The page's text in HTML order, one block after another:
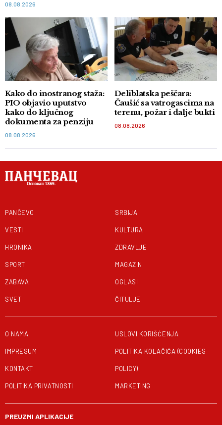
08.08.2026
Kako do inostranog staža:
PIO objavio uputstvo
kako do ključnog
dokumenta za penziju
08.08.2026
Deliblatska peščara:
Čaušić sa vatrogascima na
terenu, požar i dalje bukti
08.08.2026
PANČEVO
VESTI
HRONIKA
SPORT
ZABAVA
SVET
SRBIJA
KULTURA
ZDRAVLJE
MAGAZIN
OGLASI
ČITULJE
O NAMA
IMPRESUM
KONTAKT
POLITIKA PRIVATNOSTI
USLOVI KORIŠĆENJA
POLITIKA KOLAČIĆA (COOKIES
POLICY)
MARKETING
PREUZMI APLIKACIJE